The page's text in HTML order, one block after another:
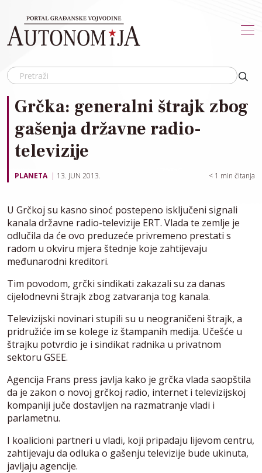
Grčka: generalni štrajk zbog
gašenja državne radio-
televizije
PLANETA 13. JUN 2013. < 1 min čitanja
U Grčkoj su kasno sinoć postepeno isključeni signali
kanala državne radio-televizije ERT. Vlada te zemlje je
odlučila da će ovo preduzeće privremeno prestati s
radom u okviru mjera štednje koje zahtijevaju
međunarodni kreditori.
Tim povodom, grčki sindikati zakazali su za danas
cijelodnevni štrajk zbog zatvaranja tog kanala.
Televizijski novinari stupili su u neograničeni štrajk, a
pridružiće im se kolege iz štampanih medija. Učešće u
štrajku potvrdio je i sindikat radnika u privatnom
sektoru GSEE.
Agencija Frans press javlja kako je grčka vlada saopštila
da je zakon o novoj grčkoj radio, internet i televizijskoj
kompaniji juče dostavljen na razmatranje vladi i
parlametnu.
I koalicioni partneri u vladi, koji pripadaju lijevom centru,
zahtijevaju da odluka o gašenju televizije bude ukinuta,
javljaju agencije.